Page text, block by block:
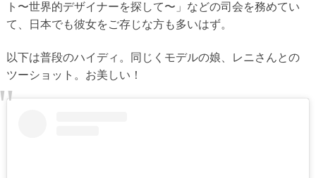
ト〜世界的デザイナーを探して〜」などの司会を務めてい
て、日本でも彼女をご存じな方も多いはず。
以下は普段のハイディ。同じくモデルの娘、レニさんとの
ツーショット。お美しい！